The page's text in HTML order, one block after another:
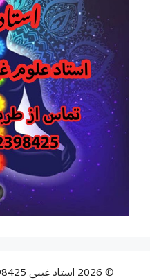
© 2026 استاد غیبی 00442032398425